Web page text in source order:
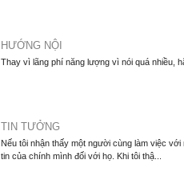
HƯỚNG NỘI
Thay vì lãng phí năng lượng vì nói quá nhiều,
TIN TƯỞNG
Nếu tôi nhận thấy một người cùng làm việc
tin của chính mình đối với họ. Khi tôi thậ...